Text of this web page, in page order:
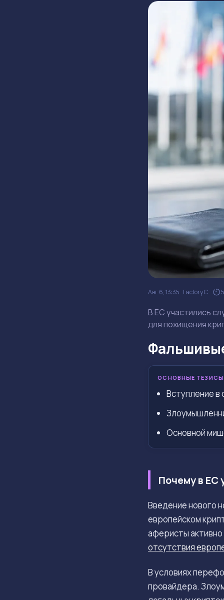
Авг 6, 13:35 Factory C.
В ЕС участились
для похищения
ОСНОВНЫЕ ТЕЗИСЫ
Вступление в
Основной
Почему в ЕС
Введение нового
европейском
аферисты
отсутствия
В условиях
провайдера.